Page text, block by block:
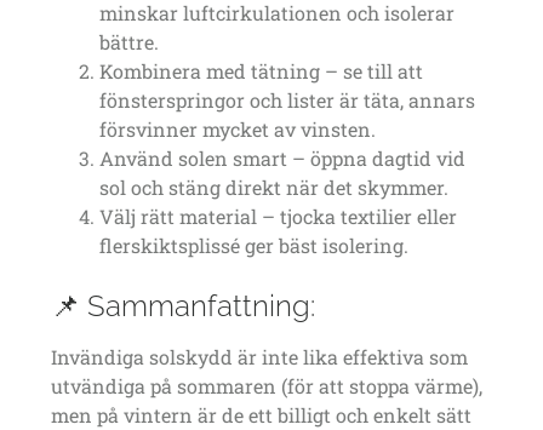
minskar luftcirkulationen och isolerar
bättre.
Kombinera med tätning – se till att
fönsterspringor och lister är täta, annars
försvinner mycket av vinsten.
Använd solen smart – öppna dagtid vid
sol och stäng direkt när det skymmer.
Välj rätt material – tjocka textilier eller
flerskiktsplissé ger bäst isolering.
📌 Sammanfattning:
Invändiga solskydd är inte lika effektiva som
utvändiga på sommaren (för att stoppa värme),
men på vintern är de ett billigt och enkelt sätt